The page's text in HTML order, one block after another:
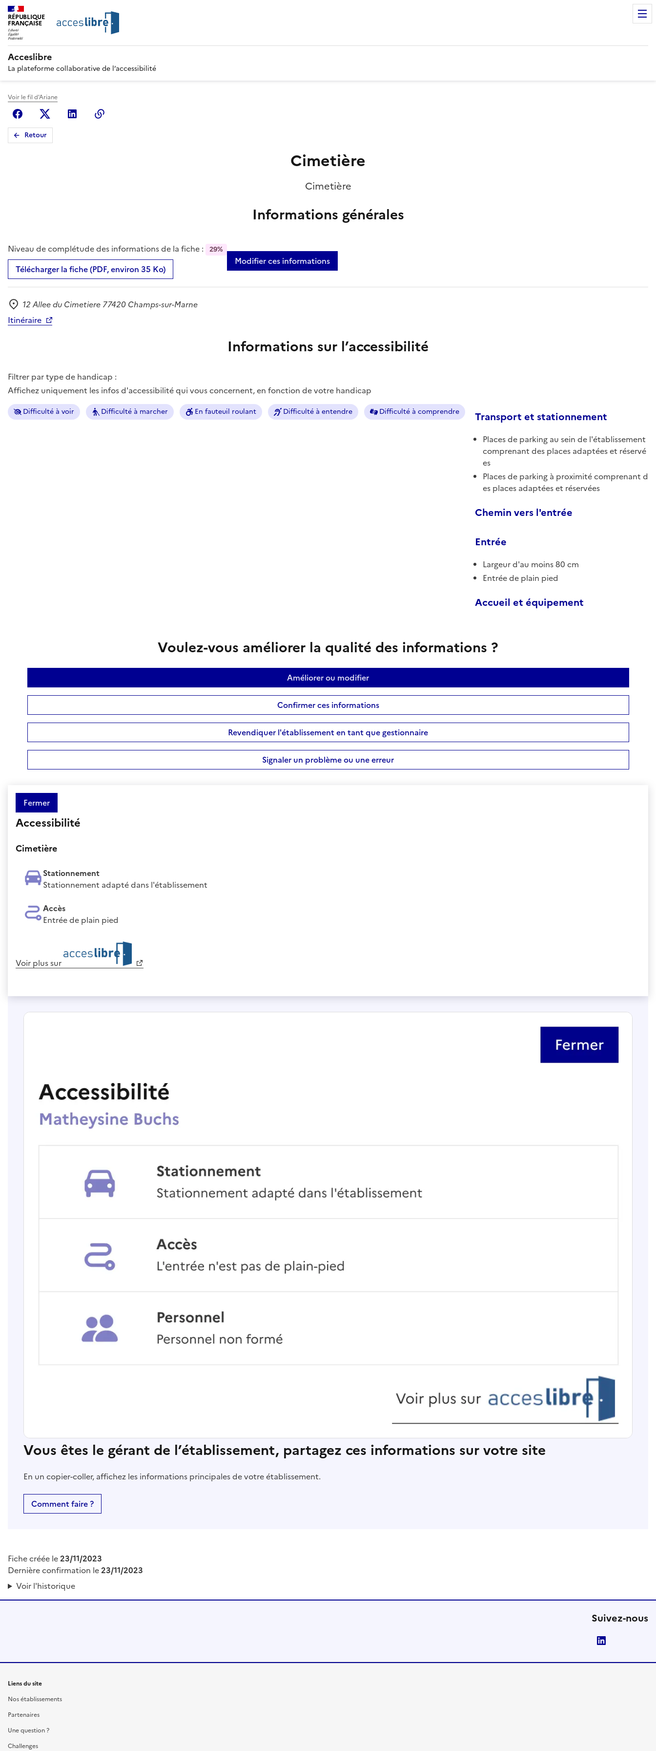
RÉPUBLIQUE
FRANÇAISE
Acceslibre
La plateforme collaborative de l’accessibilité
Voir le fil d'Ariane
FacebookX (anciennement Twitter)
Linkedin
Retour
Cimetière
Cimetière
Informations générales
Niveau de complétude des informations de la fiche : 29%
Télécharger la fiche (PDF, environ 35 Ko)
Modifier ces informations
Adresse
12 Allee du Cimetiere 77420 Champs-sur-Marne
Itinéraire
Informations sur l’accessibilité
Filtrer par type de handicap :
Affichez uniquement les infos d'accessibilité qui vous concernent, en fonction de votre handicap
Difficulté à voir Difficulté à marcher En fauteuil roulant Difficulté à entendre Difficulté à comprendre Transport et stationnement
Places de parking au sein de l'établissement
comprenant des places adaptées et réservé
es
Places de parking à proximité comprenant d
es places adaptées et réservées
Chemin vers l'entrée
Entrée
Largeur d'au moins 80 cm
Entrée de plain pied
Accueil et équipement
Voulez-vous améliorer la qualité des informations ?
Améliorer ou modifier
Confirmer ces informations
Revendiquer l'établissement en tant que gestionnaire
Signaler un problème ou une erreur
Fermer
Accessibilité
Cimetière
Stationnement
Stationnement adapté dans l'établissement
Accès
Entrée de plain pied
Voir plus sur
Vous êtes le gérant de l’établissement, partagez ces informations sur votre site
En un copier-coller, affichez les informations principales de votre établissement.
Comment faire ?
Fiche créée le23/11/2023
Dernière confirmation le23/11/2023
Voir l'historique
Suivez-nous
Liens du site
Nos établissements
Partenaires
Une question ?
Challenges